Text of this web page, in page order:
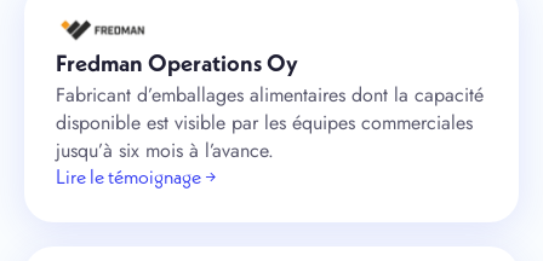
Fredman Operations Oy
Fabricant d’emballages alimentaires dont la capacité
disponible est visible par les équipes commerciales
jusqu’à six mois à l’avance.
Lire le témoignage →